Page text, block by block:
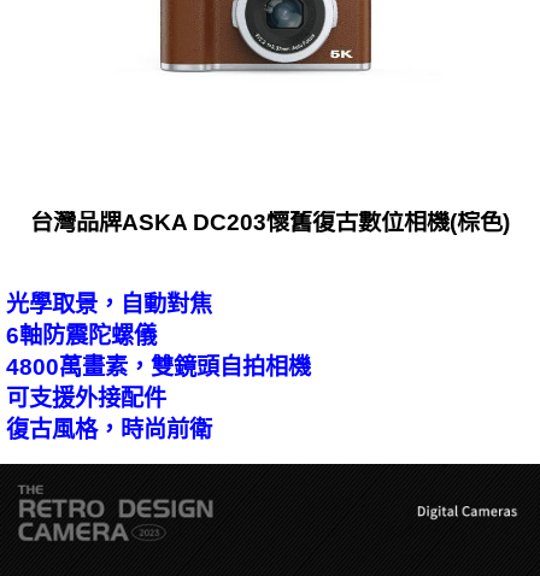
台灣品牌ASKA DC203懷舊復古數位相機(棕色)
光學取景，自動對焦
6軸防震陀螺儀
4800萬畫素，雙鏡頭自拍相機
可支援外接配件
復古風格，時尚前衛